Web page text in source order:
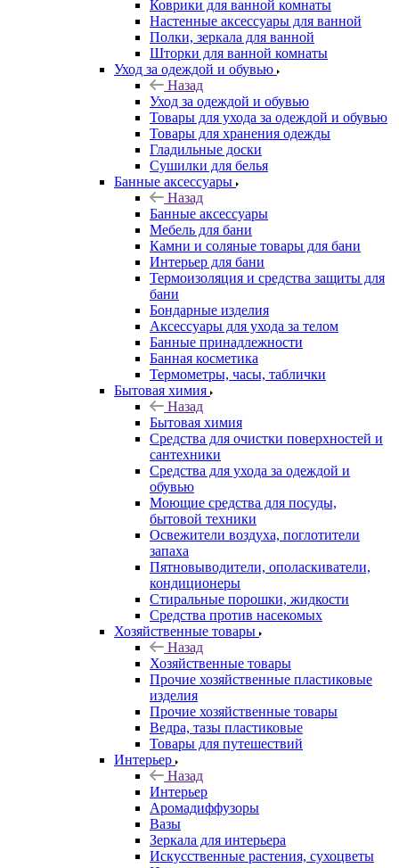
Коврики для ванной комнаты
Настенные аксессуары для ванной
Полки, зеркала для ванной
Шторки для ванной комнаты
Уход за одеждой и обувью
Назад
Уход за одеждой и обувью
Товары для ухода за одеждой и обувью
Товары для хранения одежды
Гладильные доски
Сушилки для белья
Банные аксессуары
Назад
Банные аксессуары
Мебель для бани
Камни и соляные товары для бани
Интерьер для бани
Термоизоляция и средства защиты для
бани
Бондарные изделия
Аксеcсуары для ухода за телом
Банные принадлежности
Банная косметика
Термометры, часы, таблички
Бытовая химия
Назад
Бытовая химия
Средства для очистки поверхностей и
сантехники
Средства для ухода за одеждой и
обувью
Моющие средства для посуды,
бытовой техники
Освежители воздуха, поглотители
запаха
Пятновыводители, ополаскиватели,
кондиционеры
Стиральные порошки, жидкости
Средства против насекомых
Хозяйственные товары
Назад
Хозяйственные товары
Прочие хозяйственные пластиковые
изделия
Прочие хозяйственные товары
Ведра, тазы пластиковые
Товары для путешествий
Интерьер
Назад
Интерьер
Аромадиффузоры
Вазы
Зеркала для интерьера
Искусственные растения, сухоцветы